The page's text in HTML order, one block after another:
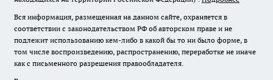
Вся информация, размещенная на данном сайте, охраняется в
соответствии с законодательством РФ об авторском праве и не
подлежит использованию кем-либо в какой бы то ни было форме, в
том числе воспроизведению, распространению, переработке не иначе
как с письменного разрешения правообладателя.